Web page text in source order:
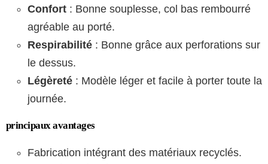
Confort : Bonne souplesse, col bas rembourré
agréable au porté.
Respirabilité : Bonne grâce aux perforations sur
le dessus.
Légèreté : Modèle léger et facile à porter toute la
journée.
principaux avantages
Fabrication intégrant des matériaux recyclés.